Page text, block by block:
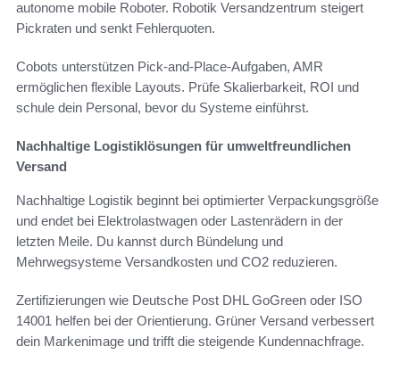
autonome mobile Roboter. Robotik Versandzentrum steigert
Pickraten und senkt Fehlerquoten.
Cobots unterstützen Pick-and-Place-Aufgaben, AMR
ermöglichen flexible Layouts. Prüfe Skalierbarkeit, ROI und
schule dein Personal, bevor du Systeme einführst.
Nachhaltige Logistiklösungen für umweltfreundlichen
Versand
Nachhaltige Logistik beginnt bei optimierter Verpackungsgröße
und endet bei Elektrolastwagen oder Lastenrädern in der
letzten Meile. Du kannst durch Bündelung und
Mehrwegsysteme Versandkosten und CO2 reduzieren.
Zertifizierungen wie Deutsche Post DHL GoGreen oder ISO
14001 helfen bei der Orientierung. Grüner Versand verbessert
dein Markenimage und trifft die steigende Kundennachfrage.